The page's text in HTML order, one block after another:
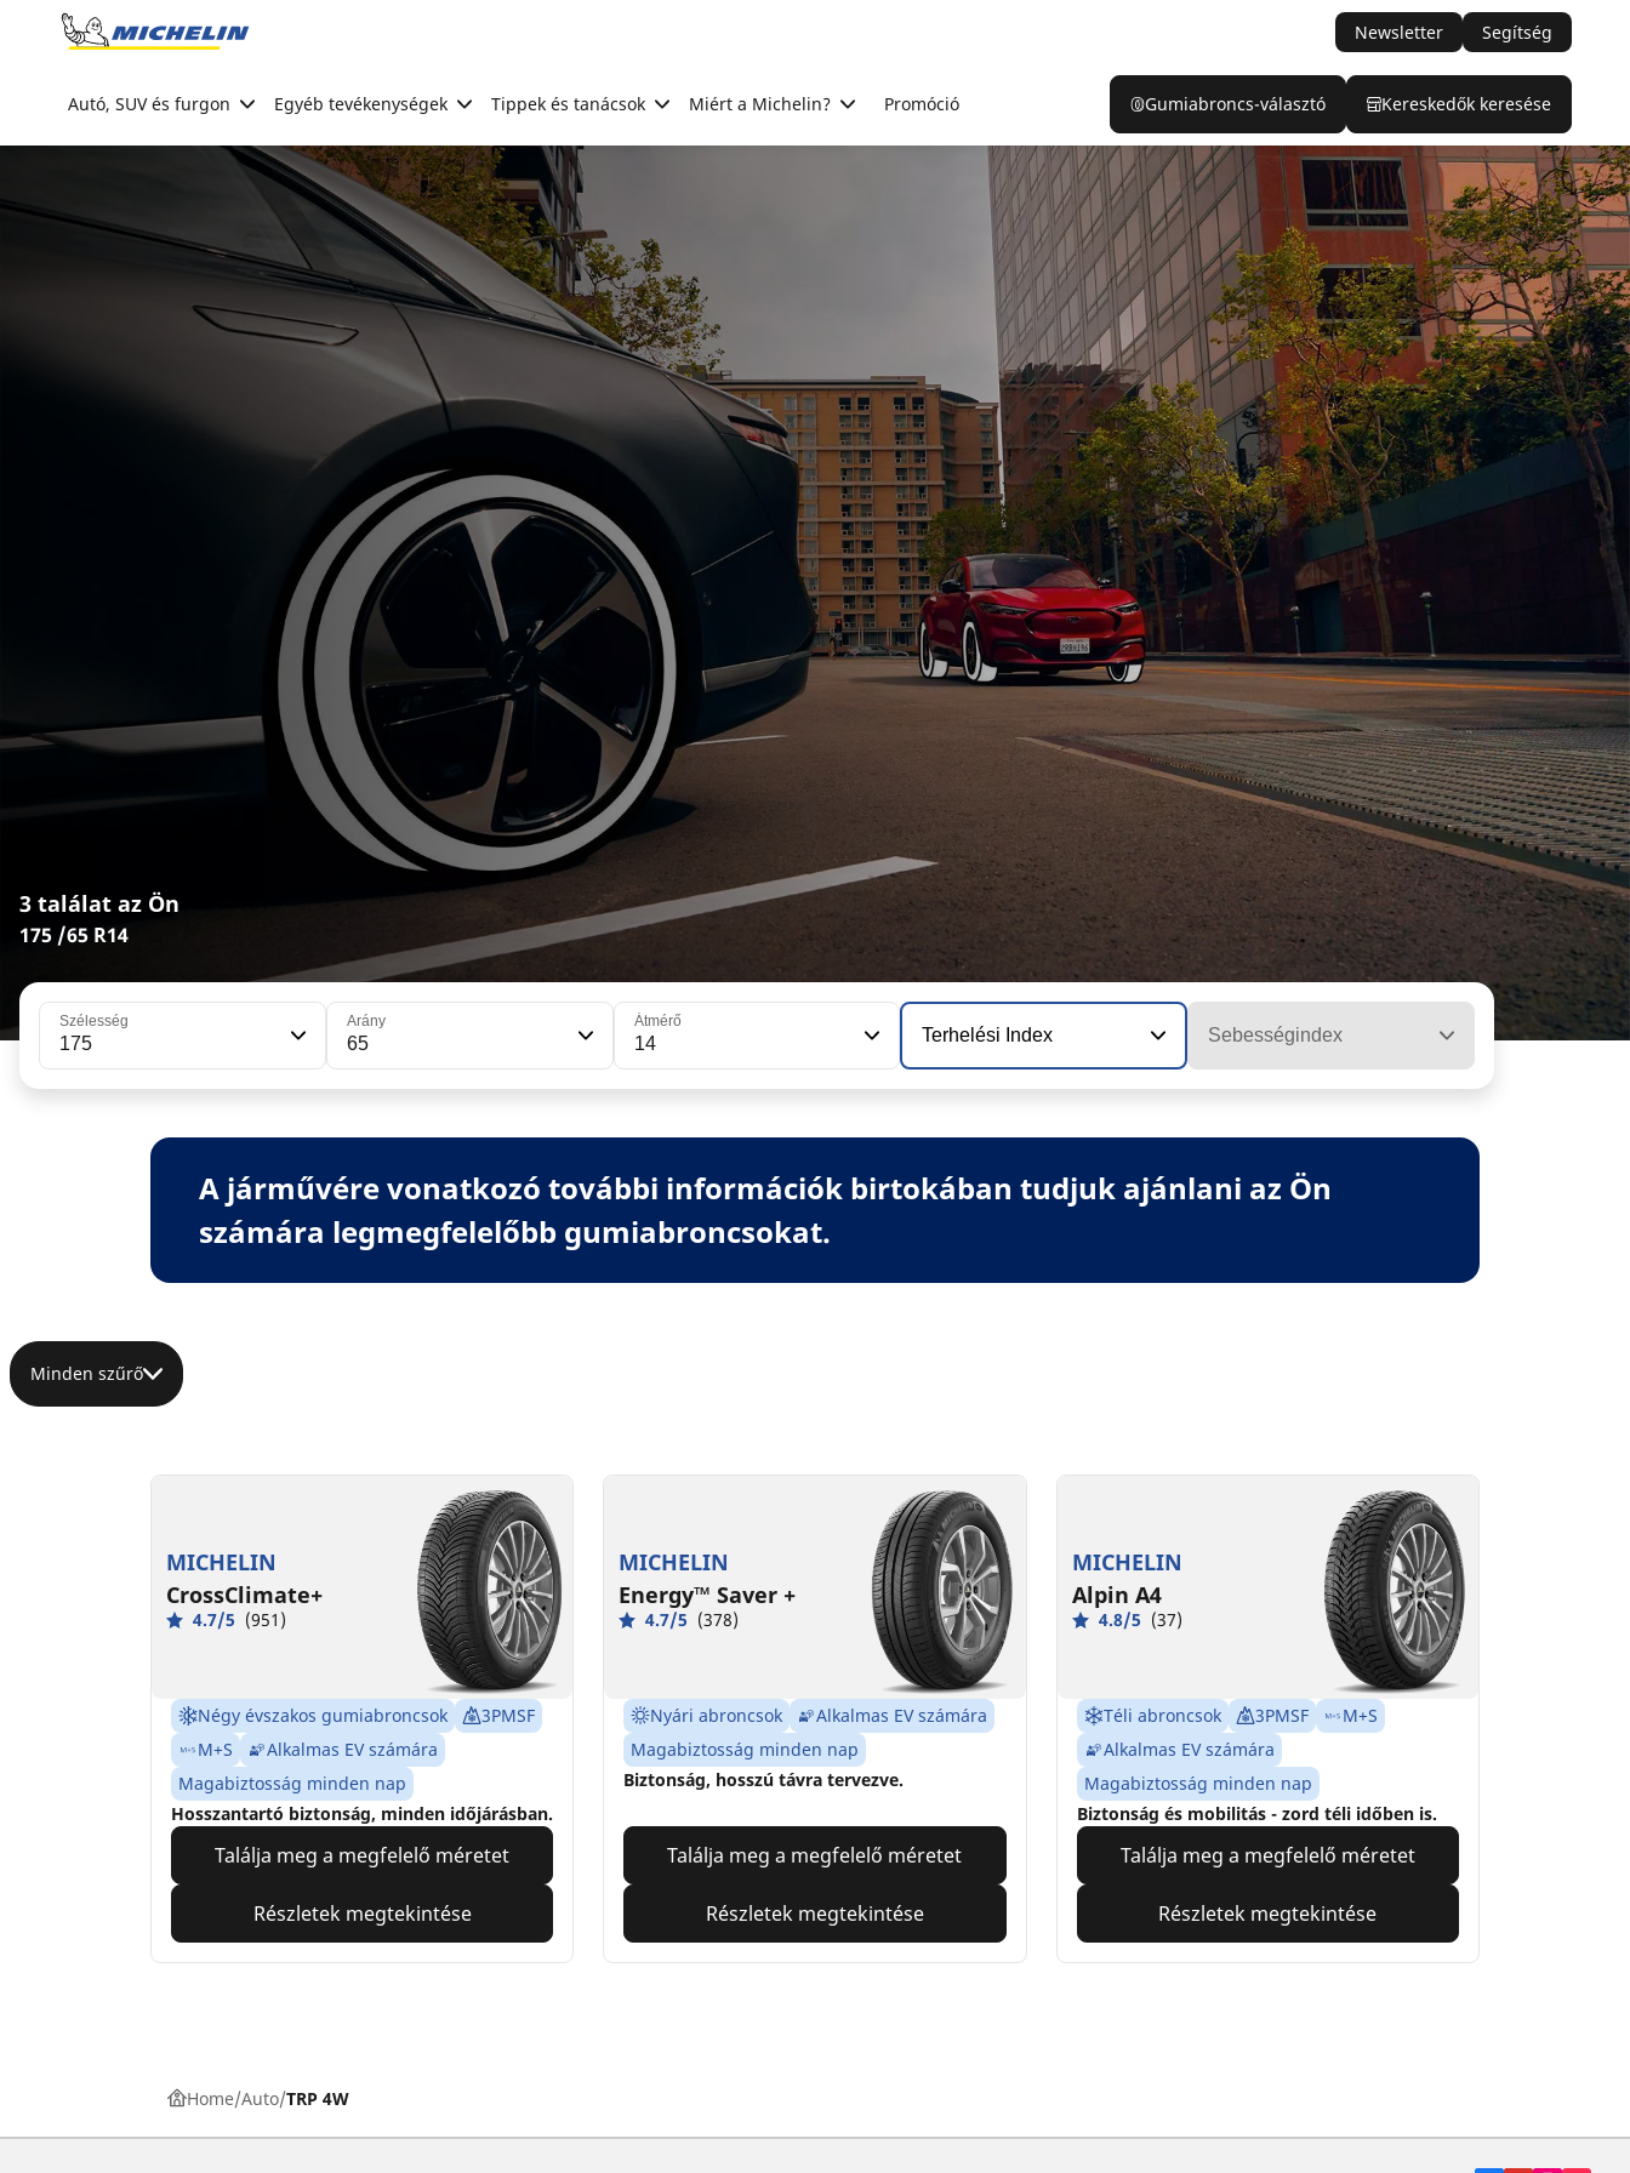
Go to page content
Newsletter Segítség
Autó, SUV és furgon Egyéb tevékenységek Tippek és tanácsok Miért a Michelin? Promóció Gumiabroncs-választó Kereskedők keresése
3 találat az Ön
175 /65 R14
Szélesség
175
Arány
65
Átmérő
14 Terhelési Index Sebességindex
A járművére vonatkozó további információk birtokában tudjuk ajánlani az Ön
számára legmegfelelőbb gumiabroncsokat.
Minden szűrő
MICHELIN
CrossClimate+
4.7/5 (951)
Négy évszakos gumiabroncsok
3PMSF
M+S
Alkalmas EV számára
Magabiztosság minden nap
Hosszantartó biztonság, minden időjárásban.
Találja meg a megfelelő méretet
Részletek megtekintése
MICHELIN
Energy™ Saver +
4.7/5 (378)
Nyári abroncsok
Alkalmas EV számára
Magabiztosság minden nap
Biztonság, hosszú távra tervezve.
Találja meg a megfelelő méretet
Részletek megtekintése
MICHELIN
Alpin A4
4.8/5 (37)
Téli abroncsok 3PMSF
M+S
Alkalmas EV számára
Magabiztosság minden nap
Biztonság és mobilitás - zord téli időben is.
Találja meg a megfelelő méretet
Részletek megtekintése
Home Auto TRP 4W